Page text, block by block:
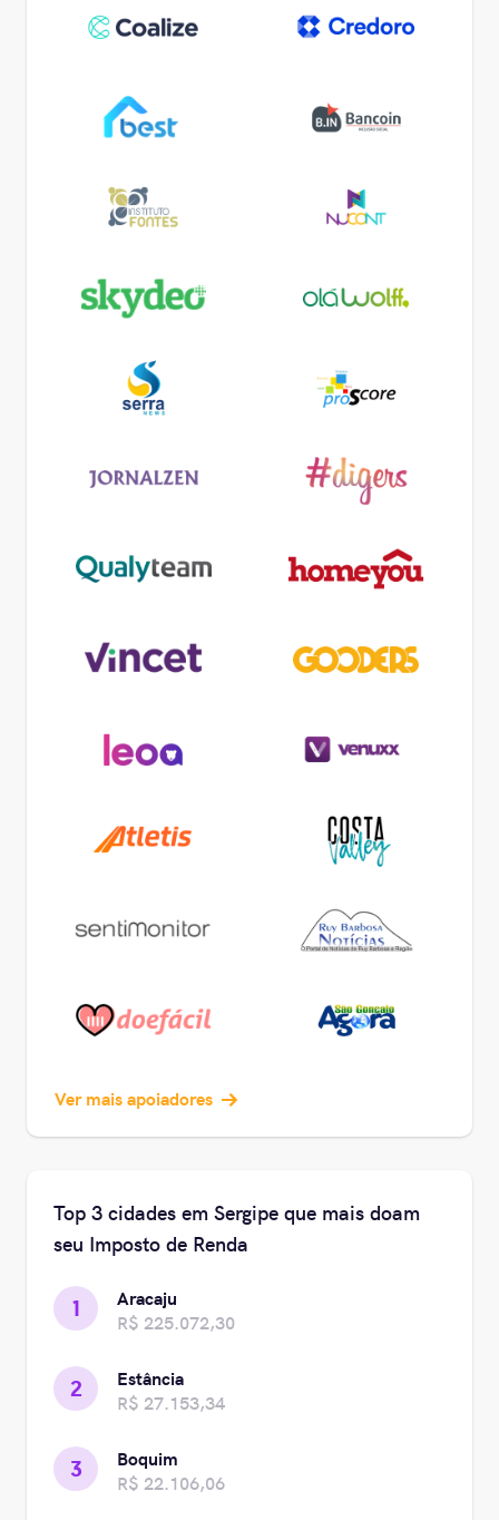
Ver mais apoiadores
Top 3 cidades em Sergipe que mais doam
seu Imposto de Renda
1
Aracaju
R$ 225.072,30
2
Estância
R$ 27.153,34
3
Boquim
R$ 22.106,06